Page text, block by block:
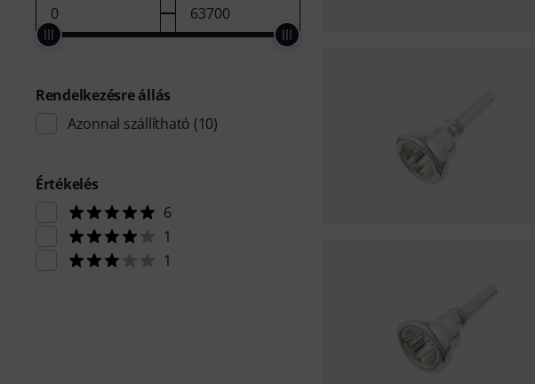
Rendelkezésre állás
Azonnal szállítható (10)
Értékelés
6
1
1